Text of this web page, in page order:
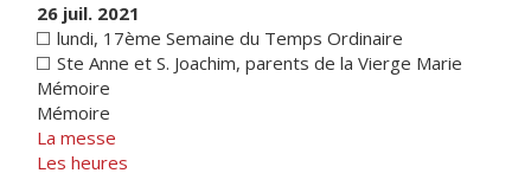
26 juil. 2021
lundi, 17ème Semaine du Temps Ordinaire
Ste Anne et S. Joachim, parents de la Vierge Marie
Mémoire
Mémoire
La messe
Les heures